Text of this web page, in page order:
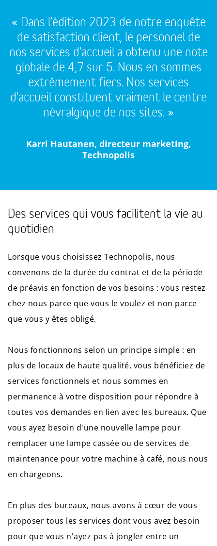
« Dans l'édition 2023 de notre enquête
de satisfaction client, le personnel de
nos services d'accueil a obtenu une note
globale de 4,7 sur 5. Nous en sommes
extrêmement fiers. Nos services
d'accueil constituent vraiment le centre
névralgique de nos sites. »
Karri Hautanen, directeur marketing,
Technopolis
Des services qui vous facilitent la vie au
quotidien
Lorsque vous choisissez Technopolis, nous
convenons de la durée du contrat et de la période
de préavis en fonction de vos besoins : vous restez
chez nous parce que vous le voulez et non parce
que vous y êtes obligé.
Nous fonctionnons selon un principe simple : en
plus de locaux de haute qualité, vous bénéficiez de
services fonctionnels et nous sommes en
permanence à votre disposition pour répondre à
toutes vos demandes en lien avec les bureaux. Que
vous ayez besoin d'une nouvelle lampe pour
remplacer une lampe cassée ou de services de
maintenance pour votre machine à café, nous nous
en chargeons.
En plus des bureaux, nous avons à cœur de vous
proposer tous les services dont vous avez besoin
pour que vous n'ayez pas à jongler entre un